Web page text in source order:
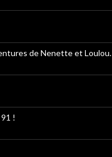
de Nenette et Loulou.
!